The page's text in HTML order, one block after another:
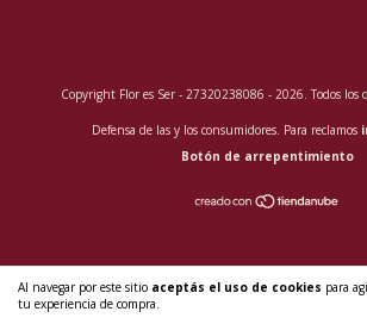
Al navegar por este sitio aceptás el uso de cookies para
tu experiencia de compra.
Copyright Flor es Ser - 27320238086 - 2026. Todos los
Defensa de las y los consumidores. Para reclamos
Botón de arrepentimiento